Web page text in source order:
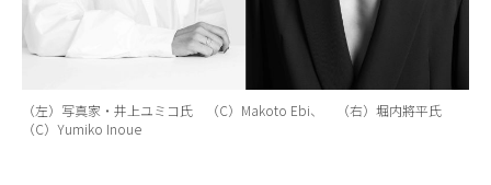
（左）写真家・井上ユミコ氏 （C）Makoto Ebi、 （右）堀内將平氏
（C）Yumiko Inoue